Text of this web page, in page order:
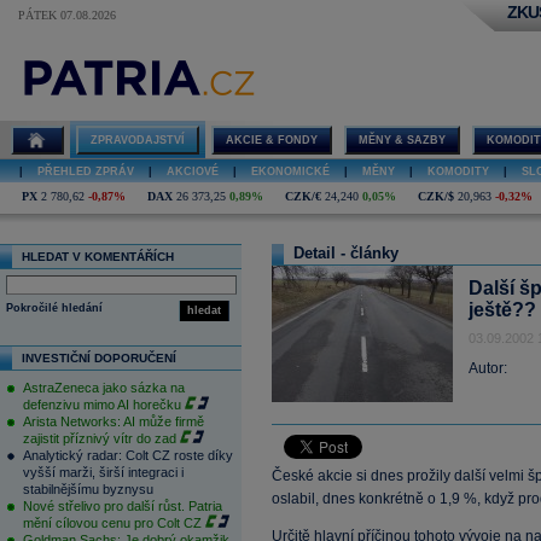
PÁTEK 07.08.2026
ZPRAVODAJSTVÍ AKCIE & FONDY MĚNY & SAZBY
PŘEHLED ZPRÁV AKCIOVÉ EKONOMICKÉ MĚNY KOMODITY
PX 2 780,62 -0,87% DAX 26 373,25 0,89% CZK/€ 24,240 0,05% CZK/$ 20,963 -0,32%
HLEDAT V KOMENTÁŘÍCH
hledat
Pokročilé hledání
INVESTIČNÍ DOPORUČENÍ
AstraZeneca jako sázka na
defenzivu mimo AI horečku
Arista Networks: AI může firmě
zajistit příznivý vítr do zad
Analytický radar: Colt CZ roste díky
vyšší marži, širší integraci i
stabilnějšímu byznysu
Nové střelivo pro další růst. Patria
mění cílovou cenu pro Colt CZ
Detail - články
Další
ještě??
03.09.2002
Autor:
České akcie si dnes prožily další velmi
oslabil, dnes konkrétně o 1,9 %, když
Určitě hlavní příčinou tohoto vývoje na